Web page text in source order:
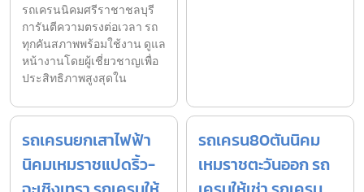
รถเครนนิคมศรีราชาชลบุรี
การันตีความตรงต่อเวลา รถ
ทุกคันสภาพพร้อมใช้งาน ดูแล
หน้างานโดยผู้เชี่ยวชาญเพื่อ
ประสิทธิภาพสูงสุดใน
รถเครนยกเสาไฟฟ้า
นิคมเหมราชแปดริ้ว-
รถเครน80ตันนิคม
เหมราชตะวันออก รถ